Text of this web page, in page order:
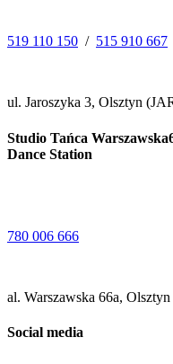
519 110 150 / 515 910 667
ul. Jaroszyka 3, Olsztyn
Studio Tańca
Dance Station
780 006 666
al. Warszawska 66a,
Social media